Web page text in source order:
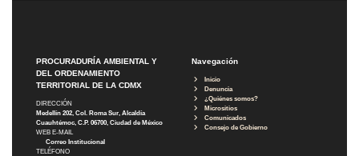
PROCURADURÍA AMBIENTAL Y
DEL ORDENAMIENTO
TERRITORIAL DE LA CDMX
DIRECCIÓN
Medellín 202, Col. Roma Sur, Alcaldía
Cuauhtémoc, C.P. 06700, Ciudad de México
WEB E-MAIL
Correo Institucional
TELÉFONO
Navegación
Inicio
Denuncia
¿Quiénes somos?
Micrositios
Comunicados
Consejo de Gobierno